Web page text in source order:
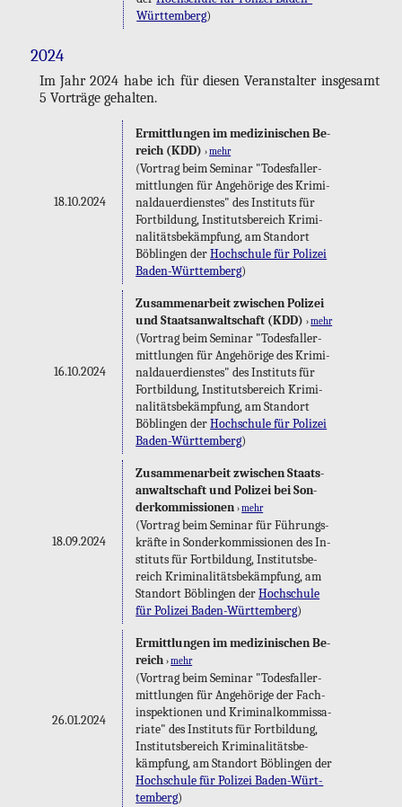
Würt­tem­berg)
2024
Im Jahr 2024 habe ich für die­sen Ver­an­stal­ter ins­ge­samt
5 Vor­trä­ge ge­hal­ten.
18.10.2024
Er­mitt­lun­gen im me­di­zi­ni­schen Be­
reich (KDD) ›mehr
(Vor­trag beim Se­mi­nar "To­des­fall­er­
mitt­lun­gen für An­ge­hö­ri­ge des Kri­mi­
nal­dau­er­diens­tes" des In­sti­tuts für
Fort­bil­dung, In­sti­tuts­be­reich Kri­mi­
na­li­täts­be­kämp­fung, am Stand­ort
Böb­lin­gen derHoch­schu­le für Po­li­zei
Ba­den-Würt­tem­berg)
16.10.2024
Zu­sam­men­ar­beit zwi­schen Po­li­zei
und Staats­an­walt­schaft (KDD) ›mehr
(Vor­trag beim Se­mi­nar "To­des­fall­er­
mitt­lun­gen für An­ge­hö­ri­ge des Kri­mi­
nal­dau­er­diens­tes" des In­sti­tuts für
Fort­bil­dung, In­sti­tuts­be­reich Kri­mi­
na­li­täts­be­kämp­fung, am Stand­ort
Böb­lin­gen derHoch­schu­le für Po­li­zei
Ba­den-Würt­tem­berg)
18.09.2024
Zu­sam­men­ar­beit zwi­schen Staats­
an­walt­schaft und Po­li­zei bei Son­
der­kom­mis­sio­nen ›mehr
(Vor­trag beim Se­mi­nar für Füh­rungs­
kräf­te in Son­der­kom­mis­sio­nen des In­
sti­tuts für Fort­bil­dung, In­sti­tuts­be­
reich Kri­mi­na­li­täts­be­kämp­fung, am
Stand­ort Böb­lin­gen derHoch­schu­le
für Po­li­zei Ba­den-Würt­tem­berg)
26.01.2024
Er­mitt­lun­gen im me­di­zi­ni­schen Be­
reich ›mehr
(Vor­trag beim Se­mi­nar "To­des­fall­er­
mitt­lun­gen für An­ge­hö­ri­ge der Fach­
in­spek­tio­nen und Kri­mi­nal­kom­mis­sa­
ria­te" des In­sti­tuts für Fort­bil­dung,
In­sti­tuts­be­reich Kri­mi­na­li­täts­be­
kämp­fung, am Stand­ort Böb­lin­gen der
Hoch­schu­le für Po­li­zei Ba­den-Würt­
tem­berg)